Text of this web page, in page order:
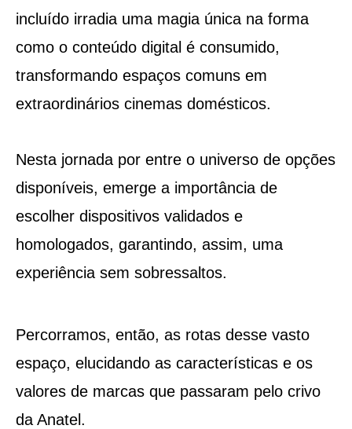
incluído irradia uma magia única na forma
como o conteúdo digital é consumido,
transformando espaços comuns em
extraordinários cinemas domésticos.
Nesta jornada por entre o universo de opções
disponíveis, emerge a importância de
escolher dispositivos validados e
homologados, garantindo, assim, uma
experiência sem sobressaltos.
Percorramos, então, as rotas desse vasto
espaço, elucidando as características e os
valores de marcas que passaram pelo crivo
da Anatel.